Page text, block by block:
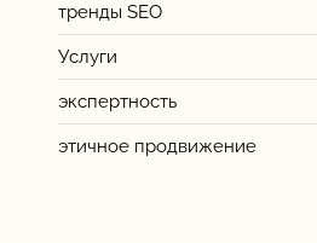
тренды SEO
Услуги
экспертность
этичное продвижение